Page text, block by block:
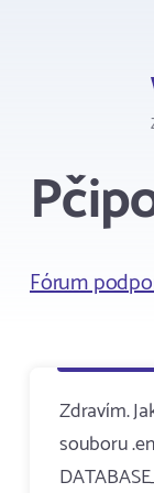
Fórum
Zdravím.
souboru